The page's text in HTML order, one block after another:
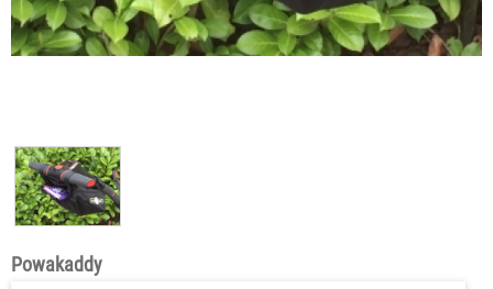
Powakaddy